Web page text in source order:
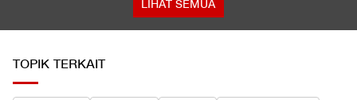
LIHAT SEMUA
TOPIK TERKAIT